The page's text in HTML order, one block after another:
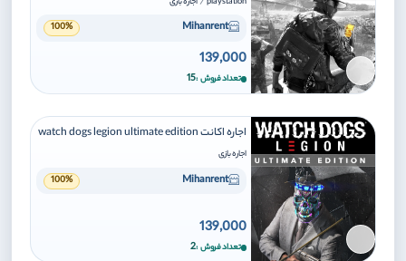
برای افزودن وارد شوید
Mihanrent
100%
139,000
تعداد فروش 15
برای افزودن وارد شوید
اجاره اکانت watch dogs legion ultimate edition
اجاره بازی
Mihanrent
100%
139,000
تعداد فروش 2